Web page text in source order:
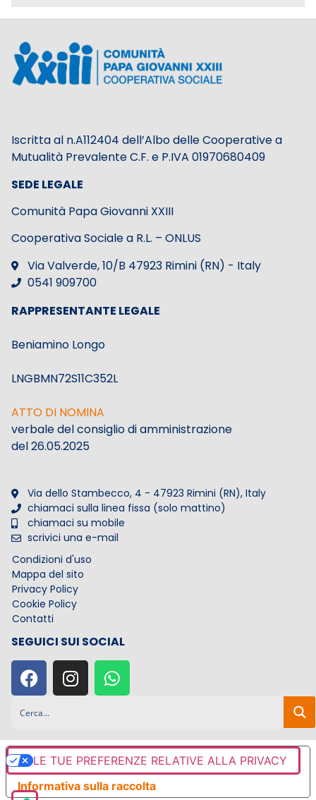
Iscritta al n.A112404 dell’Albo delle Cooperative a
Mutualità Prevalente C.F. e P.IVA 01970680409
SEDE LEGALE
Comunità Papa Giovanni XXIII
Cooperativa Sociale a R.L. – ONLUS
Via Valverde, 10/B 47923 Rimini (RN) - Italy
0541 909700
RAPPRESENTANTE LEGALE
Beniamino Longo
LNGBMN72S11C352L
ATTO DI NOMINA
verbale del consiglio di amministrazione
del 26.05.2025
Via dello Stambecco, 4 - 47923 Rimini (RN), Italy
chiamaci sulla linea fissa (solo mattino)
chiamaci su mobile
scrivici una e-mail
Condizioni d'uso
Mappa del sito
Privacy Policy
Cookie Policy
Contatti
SEGUICI SUI SOCIAL
Informativa sulla raccolta
LE TUE PREFERENZE RELATIVE ALLA PRIVACY